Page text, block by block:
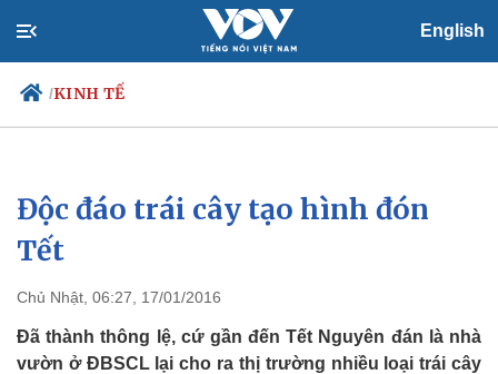
English
/KINH TẾ
Chính trị
Đảng
Tổ chức nhân sự
Nhận diện sự thật
Xã hội
Việc làm
Biển đảo
Độc đáo trái cây tạo hình đón
Tết
Chủ Nhật, 06:27, 17/01/2016
Đã thành thông lệ, cứ gần đến Tết Nguyên đán là nhà
vườn ở ĐBSCL lại cho ra thị trường nhiều loại trái cây